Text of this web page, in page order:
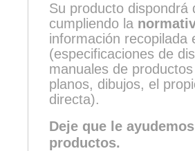
Su producto dispondrá
cumpliendo la
información recopilada
(especificaciones de
manuales de
planos, dibujos, el
directa).
Deje que le
productos.